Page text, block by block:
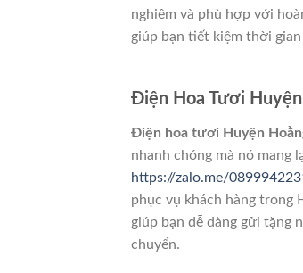
nghiêm và phù hợp với
giúp bạn tiết kiệm thời
Điện Hoa Tươi Huyện
Điện hoa tươi Huyện
nhanh chóng mà nó mang
https://zalo.me/
phục vụ khách hàng trong
giúp bạn dễ dàng gửi tặng
chuyển.